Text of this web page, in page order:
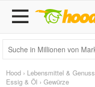
Hood › Lebensmittel & Genuss
Essig & Öl › Gewürze